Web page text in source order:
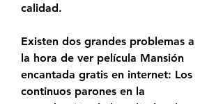
calidad.
Existen dos grandes problemas a
la hora de ver película Mansión
encantada gratis en internet: Los
continuos parones en la